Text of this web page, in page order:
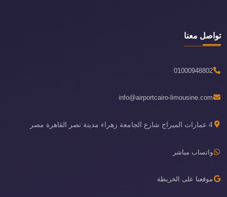
تواصل معنا
01000948802
info@airportcairo-limousine.com
4 عمارات الميراج شارع الجامعة زهراء مدينة نصر القاهرة مصر
واتساب مباشر
موقعنا على الخريطة